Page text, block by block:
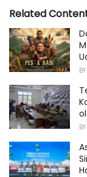
r
i
e
s
:
:Related
BY
BY